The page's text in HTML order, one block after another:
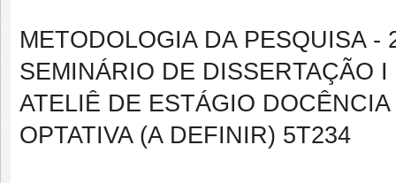
METODOLOGIA DA PESQUISA -
SEMINÁRIO DE DISSERTAÇÃO I
ATELIÊ DE ESTÁGIO
OPTATIVA (A DEFINIR) 5T234